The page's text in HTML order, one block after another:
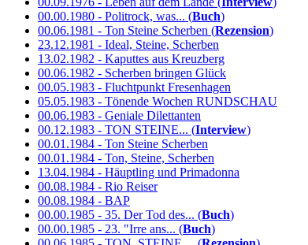
00.00.1980 - Politrock, was... (Buch)
00.06.1981 - Ton Steine Scherben (Rezension)
23.12.1981 - Ideal, Steine, Scherben
13.02.1982 - Kaputtes aus Kreuzberg
00.06.1982 - Scherben bringen Glück
00.05.1983 - Fluchtpunkt Fresenhagen
05.05.1983 - Tönende Wochen RUNDSCHAU
00.06.1983 - Geniale Dilettanten
00.12.1983 - TON STEINE... (Interview)
00.01.1984 - Ton Steine Scherben
00.01.1984 - Ton, Steine, Scherben
13.04.1984 - Häuptling und Primadonna
00.08.1984 - Rio Reiser
00.08.1984 - BAP
00.00.1985 - 35. Der Tod des... (Buch)
00.00.1985 - 23. "Irre ans... (Buch)